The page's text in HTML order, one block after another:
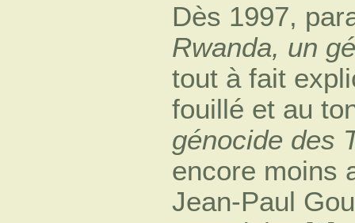
Dès 1997,
Rwanda, un
tout à fait
fouillé et au
génocide des
encore moins
Jean-Paul